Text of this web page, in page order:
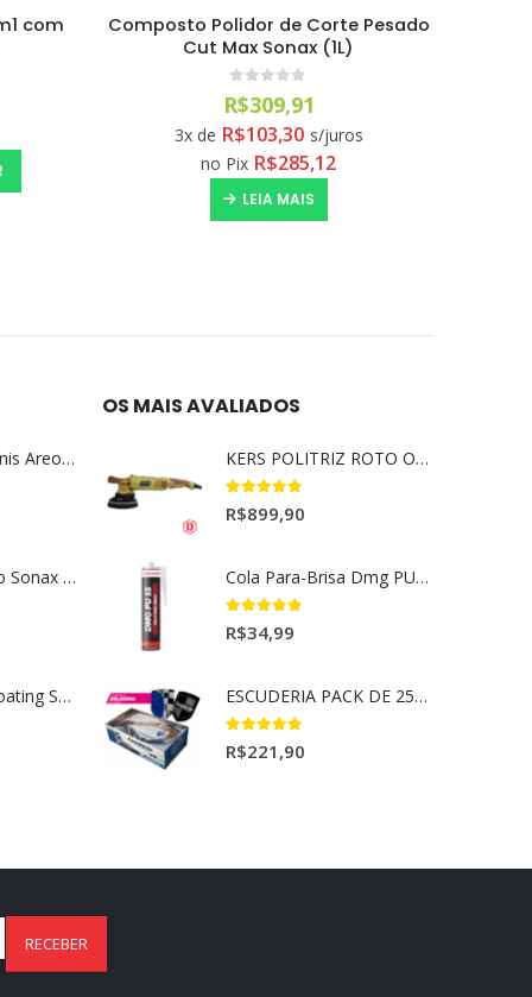
Composto Polidor de Corte Sonax
Profiline Ultimate Cut (1L)
out of 5
R$600,00
6x de R$100,00 s/juros
no Pix R$552,00
COMPRAR
Aromatizante Tênis Areon Fresh Wave New Car / Carro Novo
Selador Cerâmico Sonax Xtreme Ceramic Spray + Seal (750ml)
Ceramic Spray Coating Sonax 750ml
OS MAIS AVALIADOS
KERS POLITRIZ ROTO ORBITAL 15MM GOLD 127V l
5.00
R$899,90
Cola Para-Brisa Dmg PU55 Secagem Rápida (400gr)
5.00
R$34,99
ESCUDERIA PACK DE 25UN BELISSIMA
5.00
R$221,90